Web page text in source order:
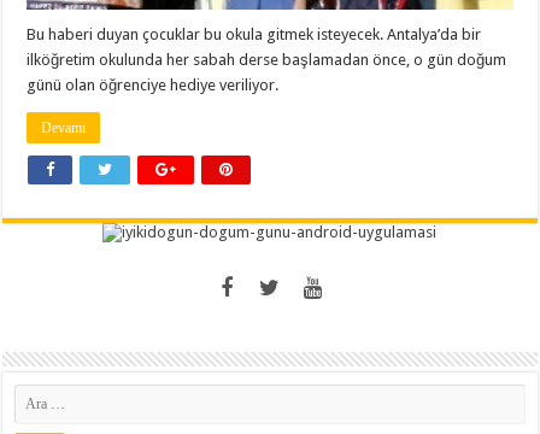
Bu haberi duyan çocuklar bu okula gitmek isteyecek. Antalya’da bir
ilköğretim okulunda her sabah derse başlamadan önce, o gün doğum
günü olan öğrenciye hediye veriliyor.
Devamı